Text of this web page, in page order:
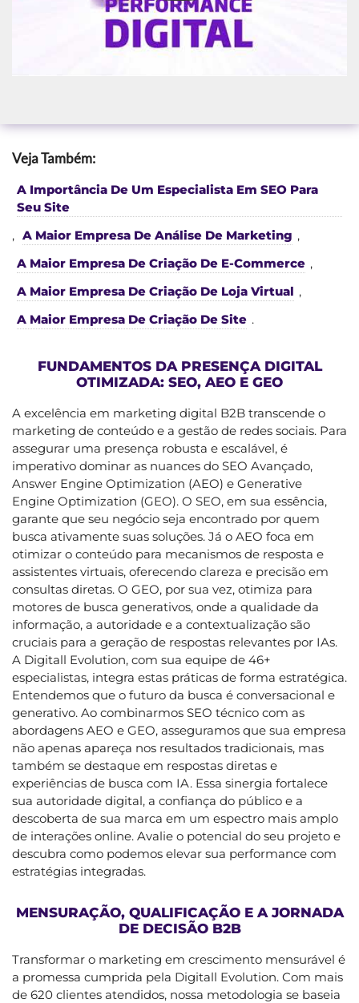
Veja Também:
A Importância De Um Especialista Em SEO Para
Seu Site
, A Maior Empresa De Análise De Marketing ,
A Maior Empresa De Criação De E-Commerce ,
A Maior Empresa De Criação De Loja Virtual ,
A Maior Empresa De Criação De Site .
FUNDAMENTOS DA PRESENÇA DIGITAL
OTIMIZADA: SEO, AEO E GEO
A excelência em marketing digital B2B transcende o
marketing de conteúdo e a gestão de redes sociais. Para
assegurar uma presença robusta e escalável, é
imperativo dominar as nuances do SEO Avançado,
Answer Engine Optimization (AEO) e Generative
Engine Optimization (GEO). O SEO, em sua essência,
garante que seu negócio seja encontrado por quem
busca ativamente suas soluções. Já o AEO foca em
otimizar o conteúdo para mecanismos de resposta e
assistentes virtuais, oferecendo clareza e precisão em
consultas diretas. O GEO, por sua vez, otimiza para
motores de busca generativos, onde a qualidade da
informação, a autoridade e a contextualização são
cruciais para a geração de respostas relevantes por IAs.
A Digitall Evolution, com sua equipe de 46+
especialistas, integra estas práticas de forma estratégica.
Entendemos que o futuro da busca é conversacional e
generativo. Ao combinarmos SEO técnico com as
abordagens AEO e GEO, asseguramos que sua empresa
não apenas apareça nos resultados tradicionais, mas
também se destaque em respostas diretas e
experiências de busca com IA. Essa sinergia fortalece
sua autoridade digital, a confiança do público e a
descoberta de sua marca em um espectro mais amplo
de interações online. Avalie o potencial do seu projeto e
descubra como podemos elevar sua performance com
estratégias integradas.
MENSURAÇÃO, QUALIFICAÇÃO E A JORNADA
DE DECISÃO B2B
Transformar o marketing em crescimento mensurável é
a promessa cumprida pela Digitall Evolution. Com mais
de 620 clientes atendidos, nossa metodologia se baseia